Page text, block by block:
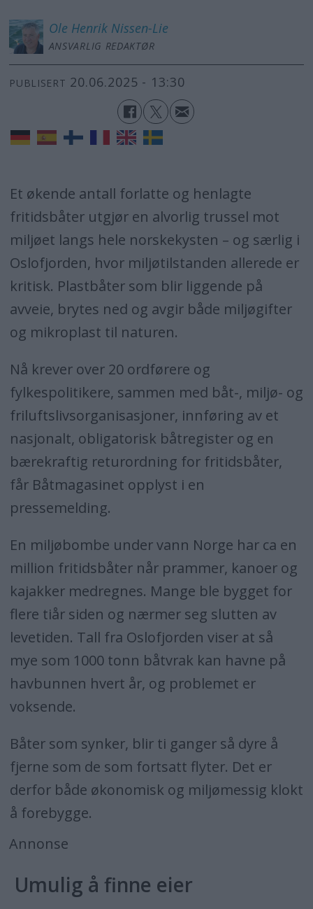
Ole Henrik Nissen-Lie
ANSVARLIG REDAKTØR
PUBLISERT 20.06.2025 - 13:30
Et økende antall forlatte og henlagte
fritidsbåter utgjør en alvorlig trussel mot
miljøet langs hele norskekysten – og særlig i
Oslofjorden, hvor miljøtilstanden allerede er
kritisk. Plastbåter som blir liggende på
avveie, brytes ned og avgir både miljøgifter
og mikroplast til naturen.
Nå krever over 20 ordførere og
fylkespolitikere, sammen med båt-, miljø- og
friluftslivsorganisasjoner, innføring av et
nasjonalt, obligatorisk båtregister og en
bærekraftig returordning for fritidsbåter,
får Båtmagasinet opplyst i en
pressemelding.
En miljøbombe under vann Norge har ca en
million fritidsbåter når prammer, kanoer og
kajakker medregnes. Mange ble bygget for
flere tiår siden og nærmer seg slutten av
levetiden. Tall fra Oslofjorden viser at så
mye som 1000 tonn båtvrak kan havne på
havbunnen hvert år, og problemet er
voksende.
Båter som synker, blir ti ganger så dyre å
fjerne som de som fortsatt flyter. Det er
derfor både økonomisk og miljømessig klokt
å forebygge.
Annonse
Umulig å finne eier